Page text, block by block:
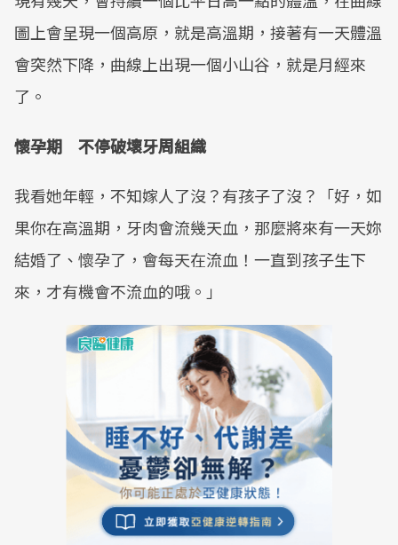
圖上會呈現一個高原，就是高溫期，接著有一天體溫
會突然下降，曲線上出現一個小山谷，就是月經來
了。
懷孕期 不停破壞牙周組織
我看她年輕，不知嫁人了沒？有孩子了沒？「好，如
果你在高溫期，牙肉會流幾天血，那麼將來有一天妳
結婚了、懷孕了，會每天在流血！一直到孩子生下
來，才有機會不流血的哦。」